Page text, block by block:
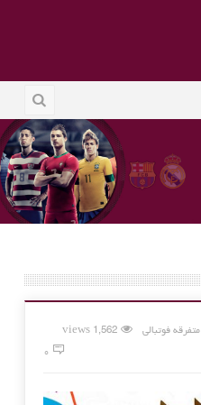
متفرقه فوتبالی
1,562 views
۰